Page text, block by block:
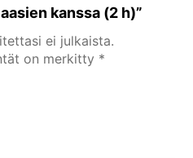
kanssa (2 h)”
ei julkaista.
on merkitty *